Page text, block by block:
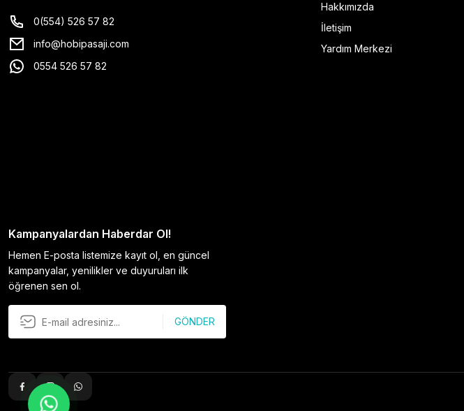
0(554) 526 57 82
info@hobipasaji.com
0554 526 57 82
Hakkımızda
İletişim
Yardım Merkezi
Kampanyalardan Haberdar Ol!
Hemen E-posta listemize kayıt ol, en güncel
kampanyalar, yenilikler ve duyuruları ilk
öğrenen sen ol.
GÖNDER